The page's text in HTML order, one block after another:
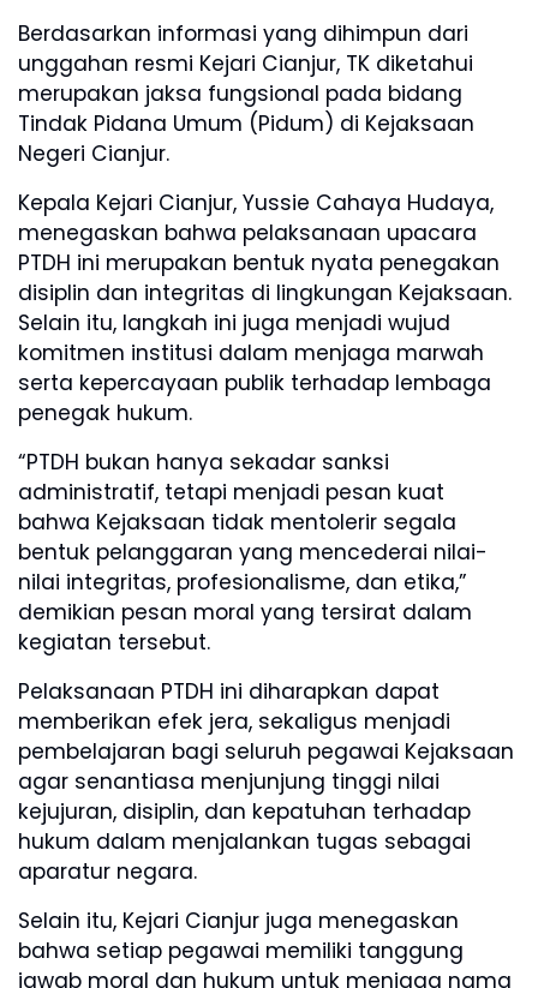
Berdasarkan informasi yang dihimpun dari
unggahan resmi Kejari Cianjur, TK diketahui
merupakan jaksa fungsional pada bidang
Tindak Pidana Umum (Pidum) di Kejaksaan
Negeri Cianjur.
Kepala Kejari Cianjur, Yussie Cahaya Hudaya,
menegaskan bahwa pelaksanaan upacara
PTDH ini merupakan bentuk nyata penegakan
disiplin dan integritas di lingkungan Kejaksaan.
Selain itu, langkah ini juga menjadi wujud
komitmen institusi dalam menjaga marwah
serta kepercayaan publik terhadap lembaga
penegak hukum.
“PTDH bukan hanya sekadar sanksi
administratif, tetapi menjadi pesan kuat
bahwa Kejaksaan tidak mentolerir segala
bentuk pelanggaran yang mencederai nilai-
nilai integritas, profesionalisme, dan etika,”
demikian pesan moral yang tersirat dalam
kegiatan tersebut.
Pelaksanaan PTDH ini diharapkan dapat
memberikan efek jera, sekaligus menjadi
pembelajaran bagi seluruh pegawai Kejaksaan
agar senantiasa menjunjung tinggi nilai
kejujuran, disiplin, dan kepatuhan terhadap
hukum dalam menjalankan tugas sebagai
aparatur negara.
Selain itu, Kejari Cianjur juga menegaskan
bahwa setiap pegawai memiliki tanggung
jawab moral dan hukum untuk menjaga nama